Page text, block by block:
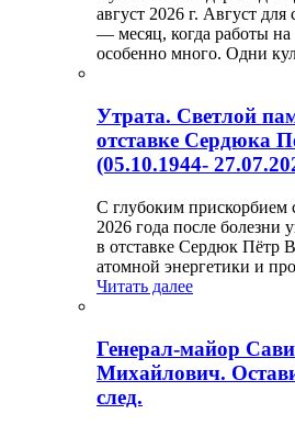
август 2026 г. Август
— месяц, когда работы на
особенно много. Одни
Утрата. Светлой
отставке Сердюка
(05.10.1944-
С глубоким прискорбием
2026 года после
в отставке Сердюк Пётр
атомной энергетики и
Читать далее
Генерал-майор
Михайлович.
след.